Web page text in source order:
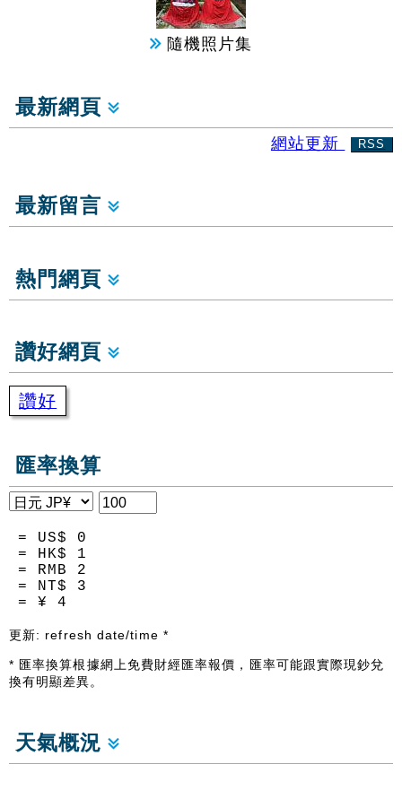
隨機照片集
最新網頁
網站更新 RSS
最新留言
熱門網頁
讚好網頁
讚好
匯率換算
= US$ 0
= HK$ 1
= RMB 2
= NT$ 3
= ¥4
更新: refresh date/time *
* 匯率換算根據網上免費財經匯率報價，匯率可能跟實際現鈔兌
換有明顯差異。
天氣概況